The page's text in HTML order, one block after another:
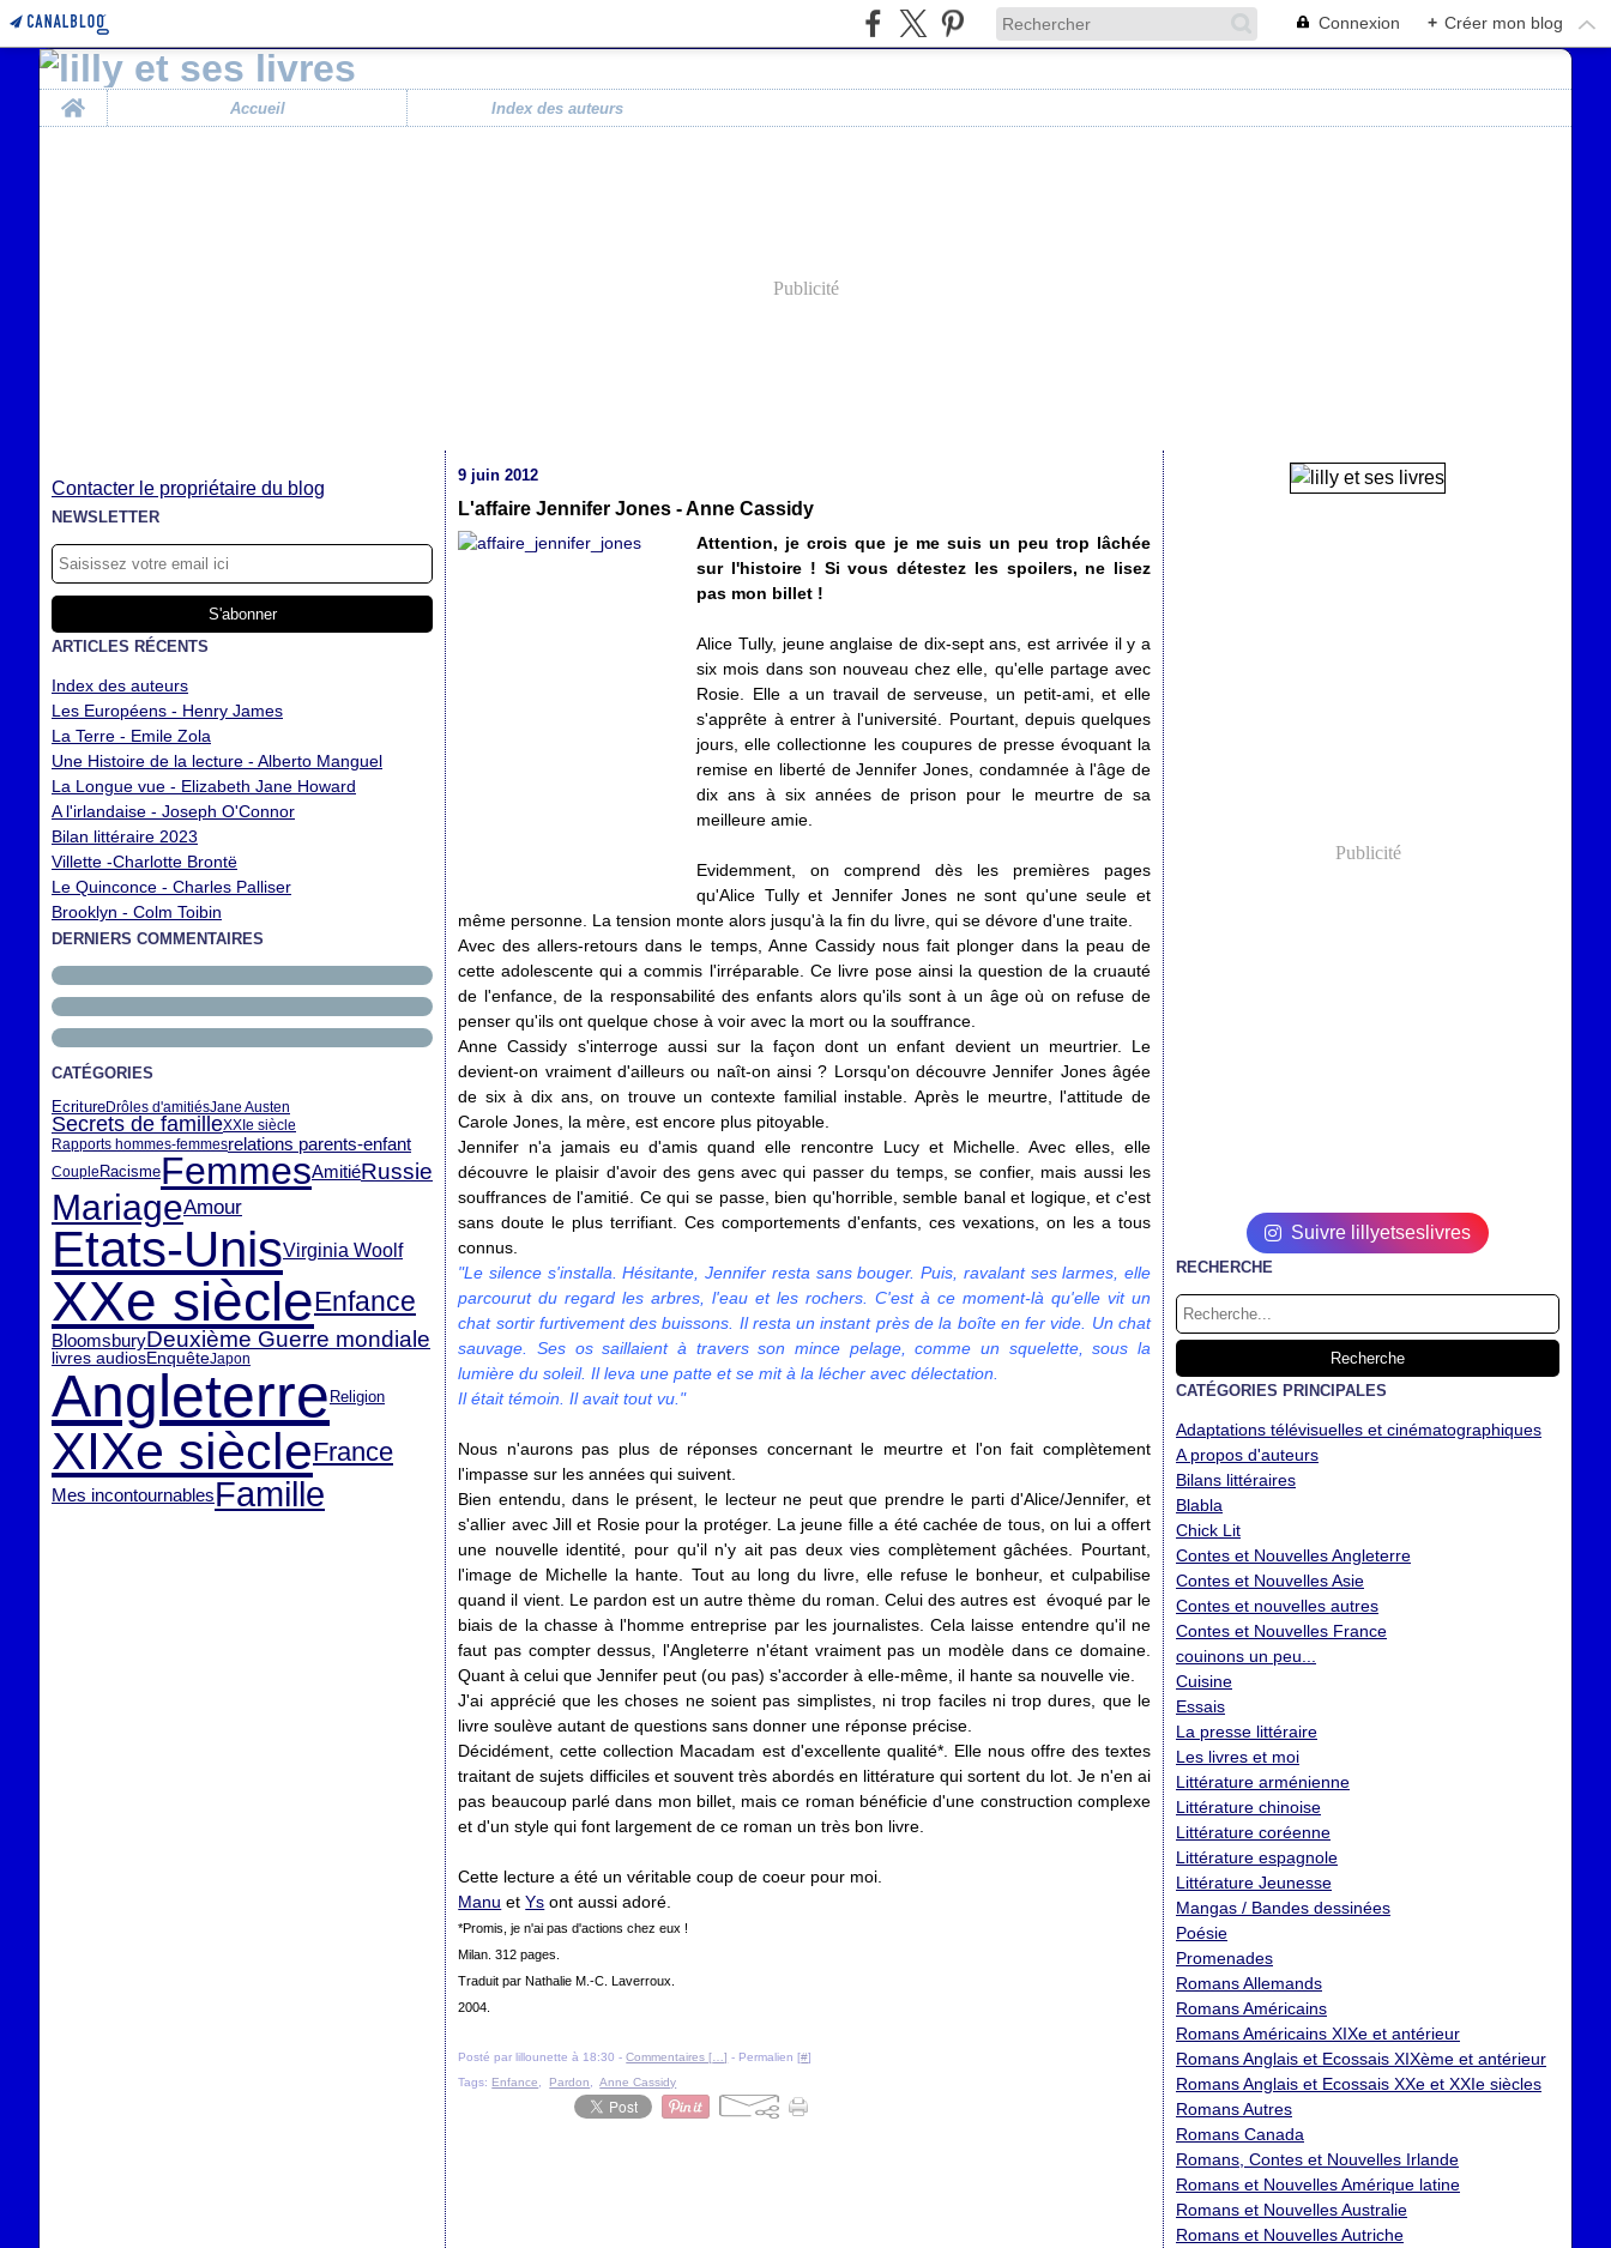
Connexion + Créer mon blog
Home
Accueil Index des auteurs
Publicité
Contacter le propriétaire du blog
NEWSLETTER
ARTICLES RÉCENTS
Index des auteurs
Les Européens - Henry James
La Terre - Emile Zola
Une Histoire de la lecture - Alberto Manguel
La Longue vue - Elizabeth Jane Howard
A l'irlandaise - Joseph O'Connor
Bilan littéraire 2023
Villette -Charlotte Brontë
Le Quinconce - Charles Palliser
Brooklyn - Colm Toibin
DERNIERS COMMENTAIRES
CATÉGORIES
EcritureDrôles d'amitiésJane Austen
Secrets de familleXXIe siècle
Rapports hommes-femmesrelations parents-enfant
CoupleRacismeFemmesAmitiéRussie
MariageAmour
Etats-UnisVirginia Woolf
XXe siècleEnfance
BloomsburyDeuxième Guerre mondiale
livres audiosEnquêteJapon
Angleterre Religion
XIXe siècleFrance
Mes incontournablesFamille
9 juin 2012
L'affaire Jennifer Jones - Anne Cassidy
Attention, je crois que je me suis un peu trop lâchée
sur l'histoire ! Si vous détestez les spoilers, ne lisez
pas mon billet !
Alice Tully, jeune anglaise de dix-sept ans, est arrivée il y a
six mois dans son nouveau chez elle, qu'elle partage avec
Rosie. Elle a un travail de serveuse, un petit-ami, et elle
s'apprête à entrer à l'université. Pourtant, depuis quelques
jours, elle collectionne les coupures de presse évoquant la
remise en liberté de Jennifer Jones, condamnée à l'âge de
dix ans à six années de prison pour le meurtre de sa
meilleure amie.
Evidemment, on comprend dès les premières pages
qu'Alice Tully et Jennifer Jones ne sont qu'une seule et
même personne. La tension monte alors jusqu'à la fin du livre, qui se dévore d'une traite.
Avec des allers-retours dans le temps, Anne Cassidy nous fait plonger dans la peau de
cette adolescente qui a commis l'irréparable. Ce livre pose ainsi la question de la cruauté
de l'enfance, de la responsabilité des enfants alors qu'ils sont à un âge où on refuse de
penser qu'ils ont quelque chose à voir avec la mort ou la souffrance.
Anne Cassidy s'interroge aussi sur la façon dont un enfant devient un meurtrier. Le
devient-on vraiment d'ailleurs ou naît-on ainsi ? Lorsqu'on découvre Jennifer Jones âgée
de six à dix ans, on trouve un contexte familial instable. Après le meurtre, l'attitude de
Carole Jones, la mère, est encore plus pitoyable.
Jennifer n'a jamais eu d'amis quand elle rencontre Lucy et Michelle. Avec elles, elle
découvre le plaisir d'avoir des gens avec qui passer du temps, se confier, mais aussi les
souffrances de l'amitié. Ce qui se passe, bien qu'horrible, semble banal et logique, et c'est
sans doute le plus terrifiant. Ces comportements d'enfants, ces vexations, on les a tous
connus.
"Le silence s'installa. Hésitante, Jennifer resta sans bouger. Puis, ravalant ses larmes, elle
parcourut du regard les arbres, l'eau et les rochers. C'est à ce moment-là qu'elle vit un
chat sortir furtivement des buissons. Il resta un instant près de la boîte en fer vide. Un chat
sauvage. Ses os saillaient à travers son mince pelage, comme un squelette, sous la
lumière du soleil. Il leva une patte et se mit à la lécher avec délectation.
Il était témoin. Il avait tout vu."
Nous n'aurons pas plus de réponses concernant le meurtre et l'on fait complètement
l'impasse sur les années qui suivent.
Bien entendu, dans le présent, le lecteur ne peut que prendre le parti d'Alice/Jennifer, et
s'allier avec Jill et Rosie pour la protéger. La jeune fille a été cachée de tous, on lui a offert
une nouvelle identité, pour qu'il n'y ait pas deux vies complètement gâchées. Pourtant,
l'image de Michelle la hante. Tout au long du livre, elle refuse le bonheur, et culpabilise
quand il vient. Le pardon est un autre thème du roman. Celui des autres est évoqué par le
biais de la chasse à l'homme entreprise par les journalistes. Cela laisse entendre qu'il ne
faut pas compter dessus, l'Angleterre n'étant vraiment pas un modèle dans ce domaine.
Quant à celui que Jennifer peut (ou pas) s'accorder à elle-même, il hante sa nouvelle vie.
J'ai apprécié que les choses ne soient pas simplistes, ni trop faciles ni trop dures, que le
livre soulève autant de questions sans donner une réponse précise.
Décidément, cette collection Macadam est d'excellente qualité*. Elle nous offre des textes
traitant de sujets difficiles et souvent très abordés en littérature qui sortent du lot. Je n'en ai
pas beaucoup parlé dans mon billet, mais ce roman bénéficie d'une construction complexe
et d'un style qui font largement de ce roman un très bon livre.
Cette lecture a été un véritable coup de coeur pour moi.
Manu etYs ont aussi adoré.
*Promis, je n'ai pas d'actions chez eux !
Milan. 312 pages.
Traduit par Nathalie M.-C. Laverroux.
2004.
Posté par lillounette à 18:30 -Commentaires [ …] - Permalien [#]
Tags: Enfance Pardon ,Anne Cassidy
Publicité
Suivre lillyetseslivres
RECHERCHE
CATÉGORIES PRINCIPALES
Adaptations télévisuelles et cinématographiques
A propos d'auteurs
Bilans littéraires
Blabla
Chick Lit
Contes et Nouvelles Angleterre
Contes et Nouvelles Asie
Contes et nouvelles autres
Contes et Nouvelles France
couinons un peu...
Cuisine
Essais
La presse littéraire
Les livres et moi
Littérature arménienne
Littérature chinoise
Littérature coréenne
Littérature espagnole
Littérature Jeunesse
Mangas / Bandes dessinées
Poésie
Promenades
Romans Allemands
Romans Américains
Romans Américains XIXe et antérieur
Romans Anglais et Ecossais XIXème et antérieur
Romans Anglais et Ecossais XXe et XXIe siècles
Romans Autres
Romans Canada
Romans, Contes et Nouvelles Irlande
Romans et Nouvelles Amérique latine
Romans et Nouvelles Australie
Romans et Nouvelles Autriche